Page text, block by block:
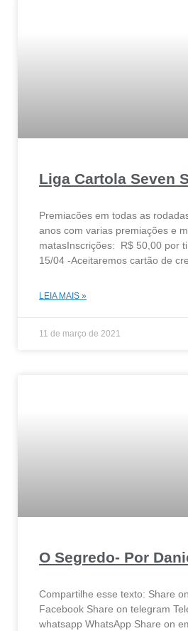
Liga Cartola Seven
Premiacões em todas as
anos com varias premiações e
matasInscrições: R$ 50,00 por
15/04 -Aceitaremos cartão de
LEIA MAIS »
11 de março de 2021
O Segredo- Por
Compartilhe esse texto: Share
Facebook Share on telegram
whatsapp WhatsApp Share on